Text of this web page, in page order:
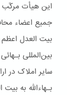
این هیأت مرکّب
جمیع اعضاء
بیت العدل اعظم
بین‌المللی
سایر املاک در
بـهاءالله به